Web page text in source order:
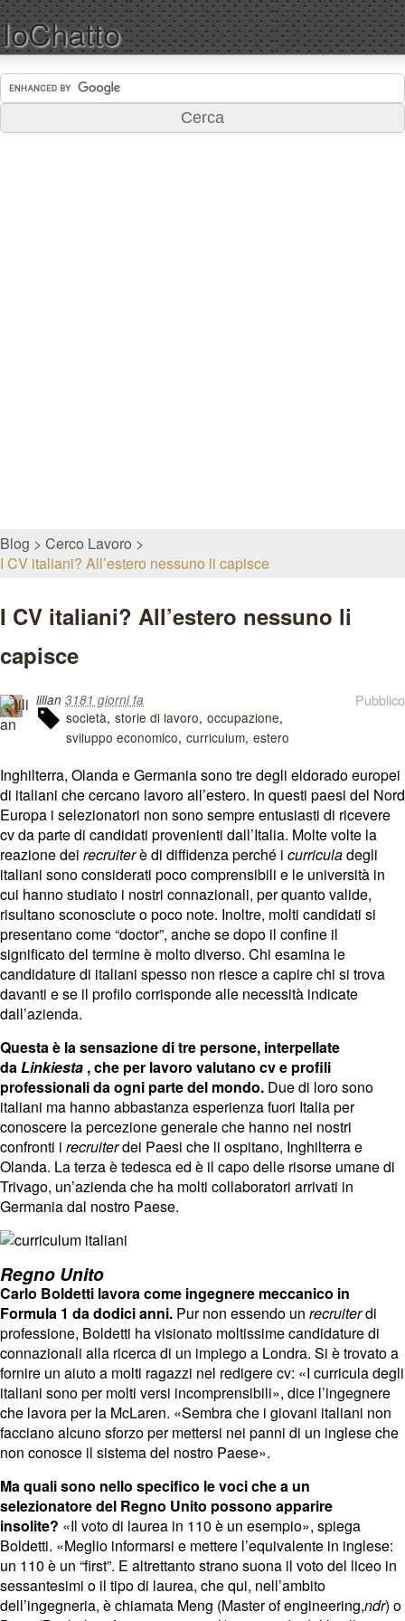
IoChatto
Blog
Cerco Lavoro
I CV italiani? All’estero nessuno li capisce
I CV italiani? All’estero nessuno li
capisce
Pubblico
lilian 3181 giorni fa
società storie di lavoro occupazione
sviluppo economico curriculum estero
Inghilterra, Olanda e Germania sono tre degli eldorado europei
di italiani che cercano lavoro all’estero. In questi paesi del Nord
Europa i selezionatori non sono sempre entusiasti di ricevere
cv da parte di candidati provenienti dall’Italia. Molte volte la
reazione dei recruiterè di diffidenza perché i curriculadegli
italiani sono considerati poco comprensibili e le università in
cui hanno studiato i nostri connazionali, per quanto valide,
risultano sconosciute o poco note. Inoltre, molti candidati si
presentano come “doctor”, anche se dopo il confine il
significato del termine è molto diverso. Chi esamina le
candidature di italiani spesso non riesce a capire chi si trova
davanti e se il profilo corrisponde alle necessità indicate
dall’azienda.
Questa è la sensazione di tre persone, interpellate
daLinkiesta , che per lavoro valutano cv e profili
professionali da ogni parte del mondo. Due di loro sono
italiani ma hanno abbastanza esperienza fuori Italia per
conoscere la percezione generale che hanno nei nostri
confronti i recruiterdei Paesi che li ospitano, Inghilterra e
Olanda. La terza è tedesca ed è il capo delle risorse umane di
Trivago, un’azienda che ha molti collaboratori arrivati in
Germania dal nostro Paese.
Regno Unito
Carlo Boldetti lavora come ingegnere meccanico in
Formula 1 da dodici anni. Pur non essendo un recruiterdi
professione, Boldetti ha visionato moltissime candidature di
connazionali alla ricerca di un impiego a Londra. Si è trovato a
fornire un aiuto a molti ragazzi nel redigere cv: «I curricula degli
italiani sono per molti versi incomprensibili», dice l’ingegnere
che lavora per la McLaren. «Sembra che i giovani italiani non
facciano alcuno sforzo per mettersi nei panni di un inglese che
non conosce il sistema del nostro Paese».
Ma quali sono nello specifico le voci che a un
selezionatore del Regno Unito possono apparire
insolite? «Il voto di laurea in 110 è un esempio», spiega
Boldetti. «Meglio informarsi e mettere l’equivalente in inglese:
un 110 è un “first”. E altrettanto strano suona il voto del liceo in
sessantesimi o il tipo di laurea, che qui, nell’ambito
dell’ingegneria, è chiamata Meng (Master of engineering,ndr) o